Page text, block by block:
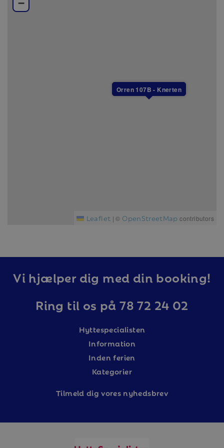
barnsäng i varje boende (täcke och kudde ingår ej i
I detta boende är det tillåtet att ha husdjur.
Alla boenden i Branäs är helt rökfria.
Orren 107B - Knerten
−
Leaflet | © OpenStreetMap contributors
Vi hjælper dig med din booking!
Ring til os på 78 72 24 02
Hyttespecialisten
Information
Inden ferien
Kategorier
Tilmeld dig vores nyhedsbrev